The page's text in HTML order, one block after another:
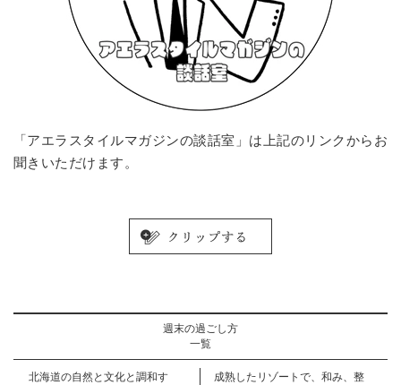
「アエラスタイルマガジンの談話室」は上記のリンクからお
聞きいただけます。
週末の過ごし方
一覧
北海道の自然と文化と調和す
成熟したリゾートで、和み、整